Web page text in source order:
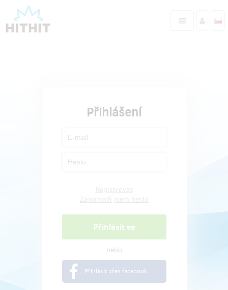
Přihlášení
nebo
Přihlásit přes facebook